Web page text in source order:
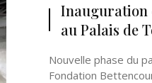
Inauguration
au Palais de
Nouvelle phase du
Fondation